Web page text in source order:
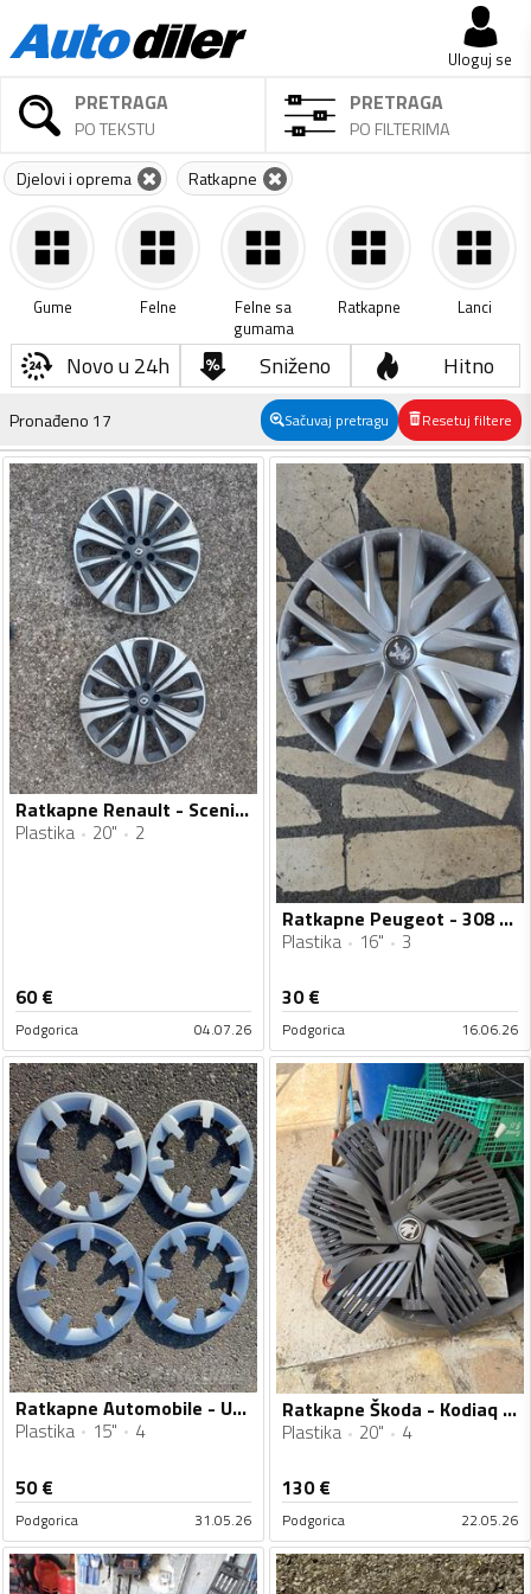
Uloguj se
PRETRAGA
PO TEKSTU
PRETRAGA
PO FILTERIMA
Djelovi i oprema Ratkapne
Gume Felne
Felne sa
gumama
Ratkapne Lanci
Novo u 24h Sniženo Hitno
Pronađeno 17 Sačuvaj pretragu Resetuj filtere
Ratkapne Renault - Scenic - 20" - 2 kom.
Plastika 20" 2
60€
Podgorica 04.07.26
Ratkapne Peugeot - 308 - 16" - 3 kom.
Plastika 16" 3
30€
Podgorica 16.06.26
Ratkapne Automobile - Univerzalno - 15" - 4 kom.
Plastika 15" 4
50€
Podgorica 31.05.26
Ratkapne Škoda - Kodiaq - 20" - 4 kom.
Plastika 20" 4
130€
Podgorica 22.05.26